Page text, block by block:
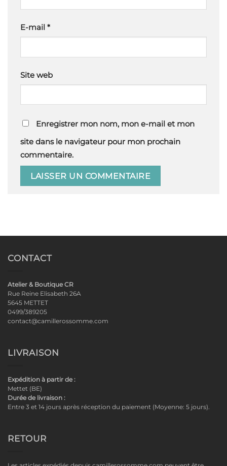
E-mail *
Site web
Enregistrer mon nom, mon e-mail et mon
site dans le navigateur pour mon prochain
commentaire.
CONTACT
Atelier & Boutique CR
Rue Reine Elisabeth 26A
5645 METTET
0499/389205
contact@camillerossomme.com
LIVRAISON
Expédition à partir de :
Mettet (BE)
Durée de livraison :
Entre 3 et 14 jours après réception du paiement (Moyenne: 5 jours).
RETOUR